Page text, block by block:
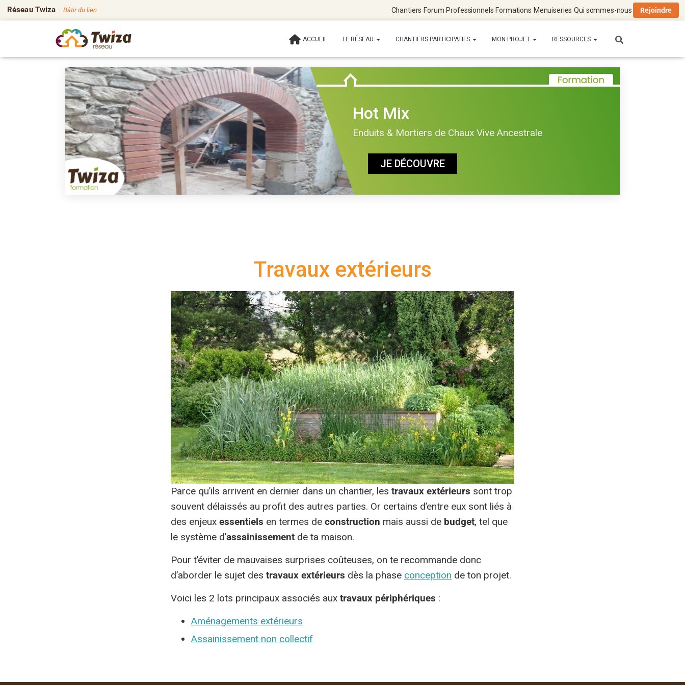
Réseau Twiza · Bâtir du lien Chantiers Forum Professionnels Formations Menuiseries Qui sommes-nous Rejoindre
ACCUEIL LE RÉSEAU CHANTIERS PARTICIPATIFS MON PROJET RESSOURCES
Hot Mix
Enduits & Mortiers de Chaux Vive Ancestrale
JE DÉCOUVRE
Travaux extérieurs
Parce qu’ils arrivent en dernier dans un chantier, les travaux extérieurs sont trop
souvent délaissés au profit des autres parties. Or certains d’entre eux sont liés à
des enjeux essentiels en termes de construction mais aussi de budget, tel que
le système d’assainissement de ta maison.
Pour t’éviter de mauvaises surprises coûteuses, on te recommande donc
d’aborder le sujet des travaux extérieurs dès la phase conception de ton projet.
Voici les 2 lots principaux associés aux travaux périphériques :
Aménagements extérieurs
Assainissement non collectif